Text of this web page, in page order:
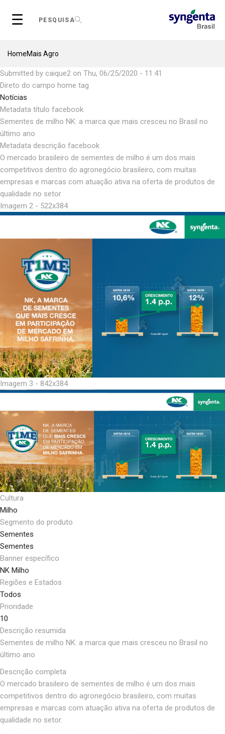
☰ PESQUISA
Breadcrumb
HomeMais Agro
Submitted by caique2 on Thu, 06/25/2020 - 11:41
Direto do campo home tag
Notícias
Metadata título facebook
Sementes de milho NK: a marca que mais cresceu no Brasil no
último ano
Metadata descrição facebook
O mercado brasileiro de sementes de milho é um dos mais
competitivos dentro do agronegócio brasileiro, com muitas
empresas e marcas com atuação ativa na oferta de produtos de
qualidade no setor
Imagem 2 - 522x384
Imagem 3 - 842x384
Cultura
Milho
Segmento do produto
Sementes
Sementes
Banner específico
NK Milho
Regiões e Estados
Todos
Prioridade
10
Descrição resumida
Sementes de milho NK: a marca que mais cresceu no Brasil no
último ano
Descrição completa
O mercado brasileiro de sementes de milho é um dos mais
competitivos dentro do agronegócio brasileiro, com muitas
empresas e marcas com atuação ativa na oferta de produtos de
qualidade no setor.